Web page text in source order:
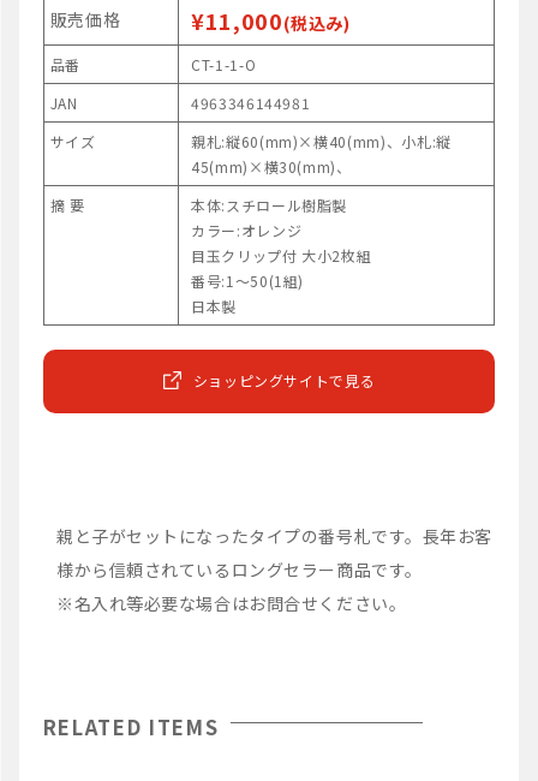
販売価格 ¥11,000(税込み)
品番
CT-1-1-O
JAN
4963346144981
サイズ
親札:縦60(mm)×横40(mm)、小札:縦
45(mm)×横30(mm)、
摘 要
本体:スチロール樹脂製
カラー:オレンジ
目玉クリップ付 大小2枚組
番号:1～50(1組)
日本製
ショッピングサイトで見る
親と子がセットになったタイプの番号札です。長年お客
様から信頼されているロングセラー商品です。
※名入れ等必要な場合はお問合せください。
RELATED ITEMS